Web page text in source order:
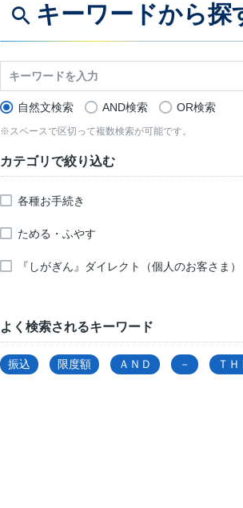
キーワードから探
自然文検索 AND検索 OR検索
※スペースで区切って複数検索が可能です。
カテゴリで絞り込む
各種お手続き
ためる・ふやす
『しがぎん』ダイレクト（個人のお客さま）
よく検索されるキーワード
振込 限度額 ＡＮＤ － ＴＨ